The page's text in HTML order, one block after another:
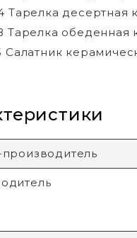
Тарелка десертная
Тарелка обеденная
Салатник